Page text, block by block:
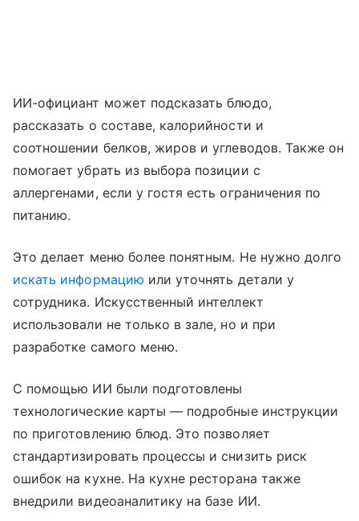
ИИ-официант может подсказать блюдо,
рассказать о составе, калорийности и
соотношении белков, жиров и углеводов. Также он
помогает убрать из выбора позиции с
аллергенами, если у гостя есть ограничения по
питанию.
Это делает меню более понятным. Не нужно долго
искать информацию или уточнять детали у
сотрудника. Искусственный интеллект
использовали не только в зале, но и при
разработке самого меню.
С помощью ИИ были подготовлены
технологические карты — подробные инструкции
по приготовлению блюд. Это позволяет
стандартизировать процессы и снизить риск
ошибок на кухне. На кухне ресторана также
внедрили видеоаналитику на базе ИИ.